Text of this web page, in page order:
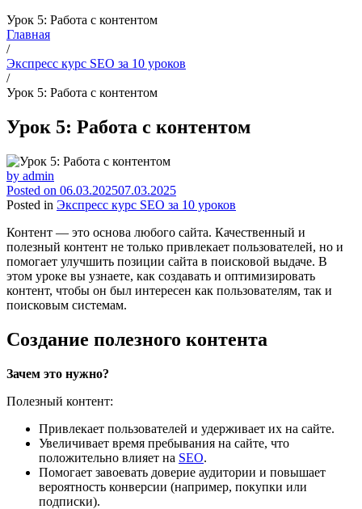
Урок 5: Работа с контентом
Главная
/
Экспресс курс SEO за 10 уроков
/
Урок 5: Работа с контентом
Урок 5: Работа с контентом
by admin
Posted on 06.03.202507.03.2025
Posted in Экспресс курс SEO за 10 уроков
Контент — это основа любого сайта. Качественный и
полезный контент не только привлекает пользователей, но и
помогает улучшить позиции сайта в поисковой выдаче. В
этом уроке вы узнаете, как создавать и оптимизировать
контент, чтобы он был интересен как пользователям, так и
поисковым системам.
Создание полезного контента
Зачем это нужно?
Полезный контент:
Привлекает пользователей и удерживает их на сайте.
Увеличивает время пребывания на сайте, что
положительно влияет на SEO.
Помогает завоевать доверие аудитории и повышает
вероятность конверсии (например, покупки или
подписки).